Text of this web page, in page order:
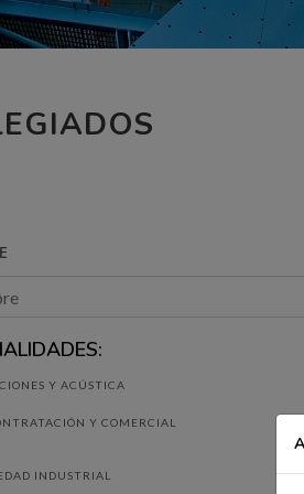
Y ACÚSTICA
Y COMERCIAL
INDUSTRIAL